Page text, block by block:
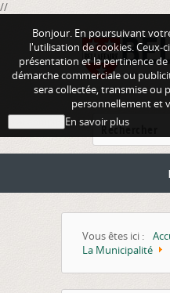
//
Bonjour. En poursuivant
l'utilisation de cookies.
présentation et la pertinence
démarche commerciale ou
sera collectée, transmise ou
personnellement et
En savoir plus
Vous êtes ici :
La Municipalité